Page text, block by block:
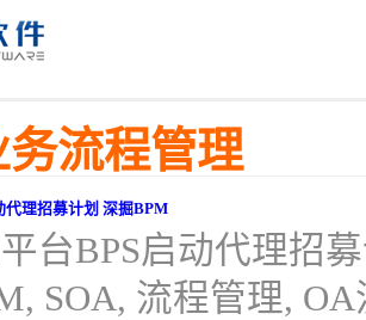
流程管理
代理招募计划 深掘BPM
台BPS启动代理招
SOA, 流程管理, OA